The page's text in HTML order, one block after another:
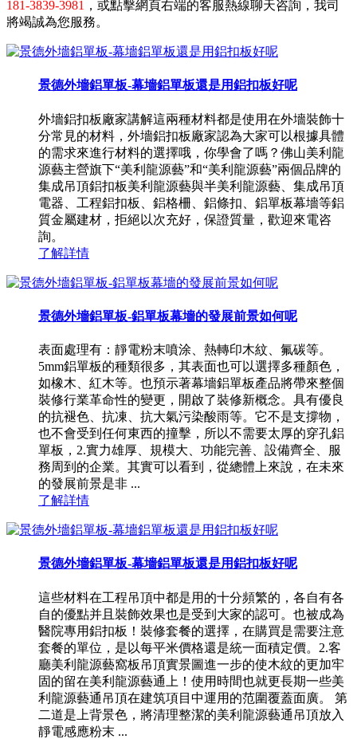
181-3839-3981 ，或點擊網頁右端的客服熱線聊天咨詢，我司
將竭誠為您服務。
景德外墻鋁單板-幕墻鋁單板還是用鋁扣板好呢
外墻鋁扣板廠家講解這兩種材料都是使用在外墻裝飾十
分常見的材料，外墻鋁扣板廠家認為大家可以根據具體
的需求來進行材料的選擇哦，你學會了嗎？佛山美利龍
源藝主營旗下“美利龍源藝”和“美利龍源藝”兩個品牌的
集成吊頂鋁扣板美利龍源藝與半美利龍源藝、集成吊頂
電器、工程鋁扣板、鋁格柵、鋁條扣、鋁單板幕墻等鋁
質金屬建材，拒絕以次充好，保證質量，歡迎來電咨
詢。
了解詳情
景德外墻鋁單板-鋁單板幕墻的發展前景如何呢
表面處理有：靜電粉末噴涂、熱轉印木紋、氟碳等。
5mm鋁單板的種類很多，其表面也可以選擇多種顏色，
如橡木、紅木等。也預示著幕墻鋁單板產品將帶來整個
裝修行業革命性的變更，開啟了裝修新概念。具有優良
的抗褪色、抗凍、抗大氣污染酸雨等。它不是支撐物，
也不會受到任何東西的撞擊，所以不需要太厚的穿孔鋁
單板，2.實力雄厚、規模大、功能完善、設備齊全、服
務周到的企業。其實可以看到，從總體上來說，在未來
的發展前景是非 ...
了解詳情
景德外墻鋁單板-幕墻鋁單板還是用鋁扣板好呢
這些材料在工程吊頂中都是用的十分頻繁的，各自有各
自的優點并且裝飾效果也是受到大家的認可。也被成為
醫院專用鋁扣板！裝修套餐的選擇，在購買是需要注意
套餐的單位，是以每平米價格還是統一面積定價。2.客
廳美利龍源藝窩板吊頂實景圖進一步的使木紋的更加牢
固的留在美利龍源藝通上！使用時間也就更長期一些美
利龍源藝通吊頂在建筑項目中運用的范圍覆蓋面廣。 第
二道是上背景色，將清理整潔的美利龍源藝通吊頂放入
靜電感應粉末 ...